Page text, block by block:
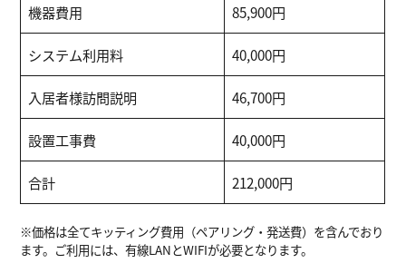
機器費用 85,900円
システム利用料 40,000円
入居者様訪問説明 46,700円
設置工事費 40,000円
合計 212,000円
※価格は全てキッティング費用（ペアリング・発送費）を含んでおり
ます。ご利用には、有線LANとWIFIが必要となります。